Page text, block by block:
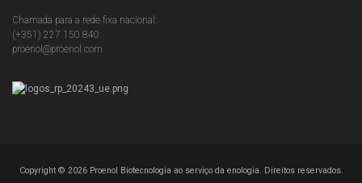
Chamada para a rede fixa nacional:
(+351) 227 150 840
proenol@proenol.com
Copyright © 2026Proenol Biotecnologia ao serviço da enologia. Direitos reservados.